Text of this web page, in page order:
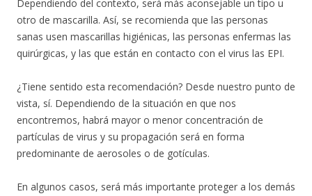
Dependiendo del contexto, será más aconsejable un tipo u
otro de mascarilla. Así, se recomienda que las personas
sanas usen mascarillas higiénicas, las personas enfermas las
quirúrgicas, y las que están en contacto con el virus las EPI.
¿Tiene sentido esta recomendación? Desde nuestro punto de
vista, sí. Dependiendo de la situación en que nos
encontremos, habrá mayor o menor concentración de
partículas de virus y su propagación será en forma
predominante de aerosoles o de gotículas.
En algunos casos, será más importante proteger a los demás